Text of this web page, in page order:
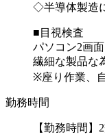
◇半導体製造
■目視検査
パソコン2画
繊細な製品な
※座り作業、
勤務時間
【勤務時間】